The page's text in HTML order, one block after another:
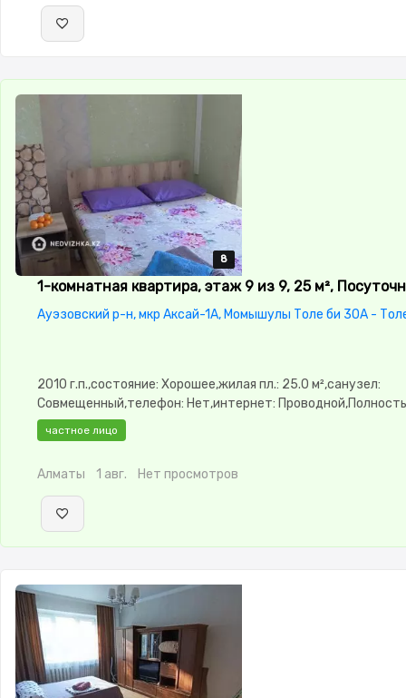
8
8
8
8
8
1-комнатная квартира, этаж 9 из 9, 25 м²,
Ауэзовский р-н, мкр Аксай-1А, Момышулы Толе би 30А -
2010 г.п.,состояние: Хорошее,жилая пл.: 25.0 м²,санузел:
Совмещенный,телефон: Нет,интернет:
меблирована,Полностью меблирована,паркинг: Рядом
стоянка,Домофон,Кухня-студия,Новая сантехника
частное лицо
Алматы 1 авг. Нет просмотров